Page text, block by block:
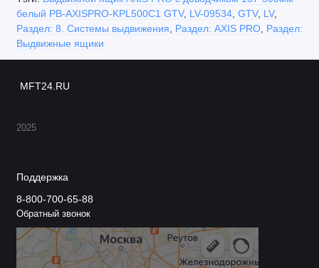
белый PB-AXISPRO-KPL500C1 GTV, LV-09534, GTV, LV,
Раздел: 8. Системы выдвижения, Раздел: AXIS PRO, Раздел:
Выдвижные ящики
MFT24.RU
2025
Поддержка
8-800-700-65-88
Обратный звонок